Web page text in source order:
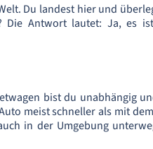
Du landest hier und
Die Antwort lautet: Ja, es
bist du unabhängig
meist schneller als mit
in der Umgebung